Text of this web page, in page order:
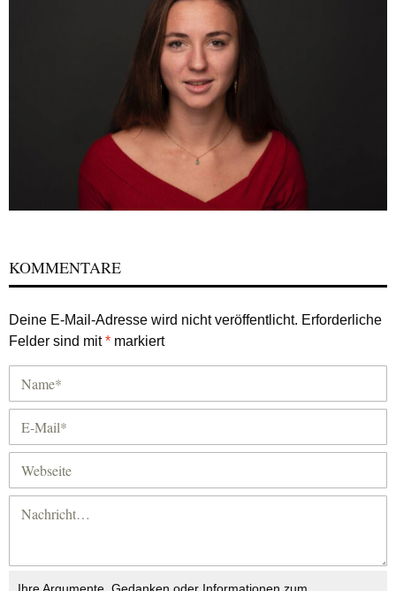
KOMMENTARE
Deine E-Mail-Adresse wird nicht veröffentlicht. Erforderliche
Felder sind mit* markiert